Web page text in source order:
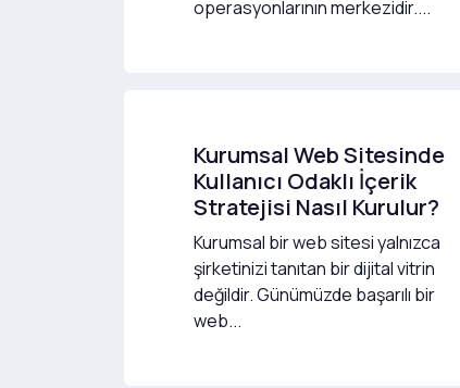
operasyonlarının merkezidir....
Kurumsal Web Sitesinde
Kullanıcı Odaklı İçerik
Stratejisi Nasıl Kurulur?
Kurumsal bir web sitesi yalnızca
şirketinizi tanıtan bir dijital vitrin
değildir. Günümüzde başarılı bir
web...